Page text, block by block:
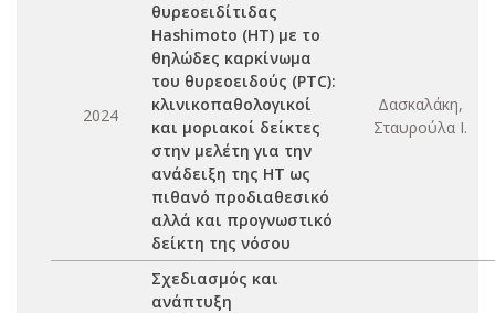
2024
θυρεοειδίτιδας
Hashimoto (HT) με το
θηλώδες καρκίνωμα
του θυρεοειδούς (PTC):
κλινικοπαθολογικοί
και μοριακοί δείκτες
στην μελέτη για την
ανάδειξη της ΗΤ ως
πιθανό προδιαθεσικό
αλλά και προγνωστικό
δείκτη της νόσου
Δασκαλάκη,
Σταυρούλα Ι.
Σχεδιασμός και
ανάπτυξη